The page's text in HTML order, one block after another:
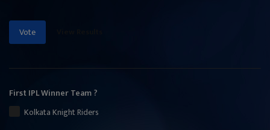
Vote
First IPL Winner Team ?
Kolkata Knight Riders